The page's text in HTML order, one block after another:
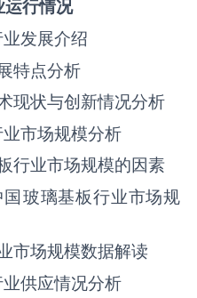
运行情况
发展介绍
特点分析
现状与创新情况分析
市场规模分析
行业市场规模的因素
国‌‌‌‌‌‌‌玻璃基板‌‌‌‌‌‌‌‌‌‌‌‌‌‌‌‌‌‌‌行业市场规
市场规模数据解读
供应情况分析